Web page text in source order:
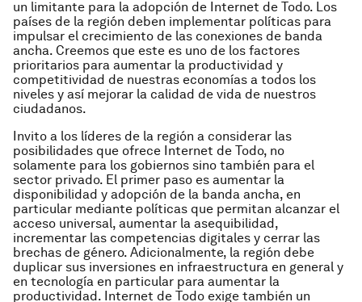
un limitante para la adopción de Internet de Todo. Los
países de la región deben implementar políticas para
impulsar el crecimiento de las conexiones de banda
ancha. Creemos que este es uno de los factores
prioritarios para aumentar la productividad y
competitividad de nuestras economías a todos los
niveles y así mejorar la calidad de vida de nuestros
ciudadanos.
Invito a los líderes de la región a considerar las
posibilidades que ofrece Internet de Todo, no
solamente para los gobiernos sino también para el
sector privado. El primer paso es aumentar la
disponibilidad y adopción de la banda ancha, en
particular mediante políticas que permitan alcanzar el
acceso universal, aumentar la asequibilidad,
incrementar las competencias digitales y cerrar las
brechas de género. Adicionalmente, la región debe
duplicar sus inversiones en infraestructura en general y
en tecnología en particular para aumentar la
productividad. Internet de Todo exige también un